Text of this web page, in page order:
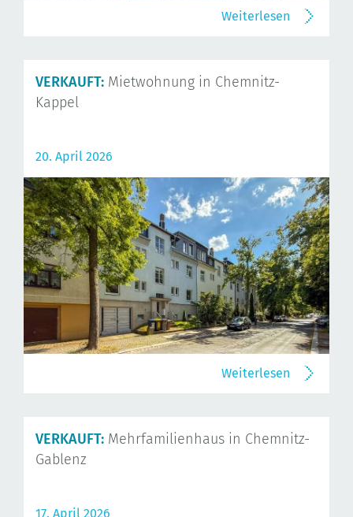
Weiterlesen
VERKAUFT: Mietwohnung in Chemnitz-
Kappel
20. April 2026
Weiterlesen
VERKAUFT: Mehrfamilienhaus in Chemnitz-
Gablenz
17. April 2026